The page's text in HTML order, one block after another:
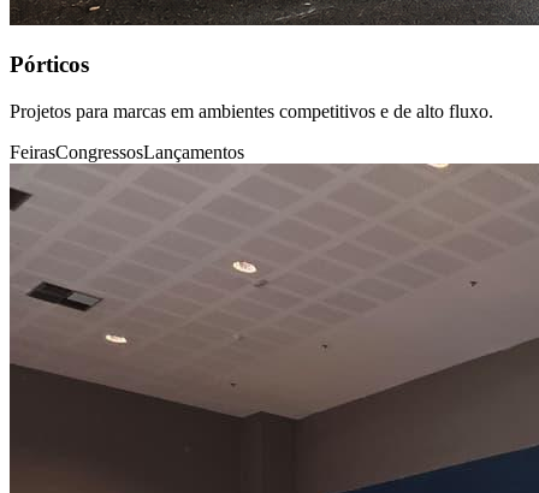
Pórticos
Projetos para marcas em ambientes competitivos e de alto fluxo.
FeirasCongressosLançamentos